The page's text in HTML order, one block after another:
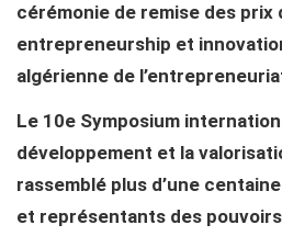
cérémonie de remise des prix
entrepreneurship et
algérienne de
Le 10e Symposium
développement et la
rassemblé plus d’une
et représentants des